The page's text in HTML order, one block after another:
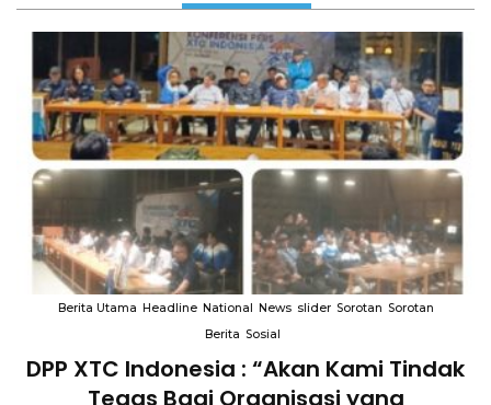
Berita Utama Headline National News slider Sorotan Sorotan
Berita Sosial
DPP XTC Indonesia : “Akan Kami Tindak
Tegas Bagi Organisasi yang